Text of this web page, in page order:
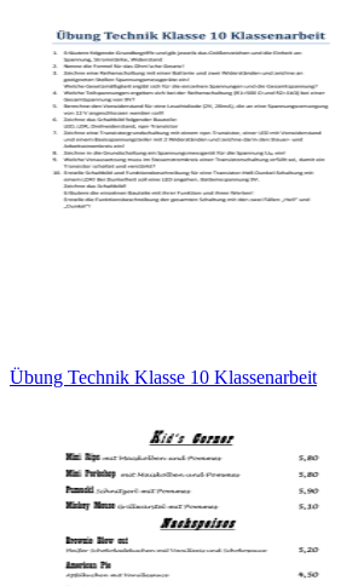
Übung Technik Klasse 10 Klassenarbeit